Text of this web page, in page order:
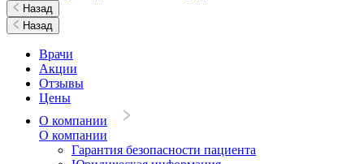
Назад
Назад
Врачи
Акции
Отзывы
Цены
О компании
О компании
Гарантия безопасности пациента